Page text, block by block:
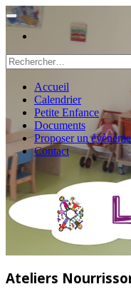
Rechercher :
Accueil
Calendrier
Petite Enfance
Documents
Proposer un
Contact
Ateliers